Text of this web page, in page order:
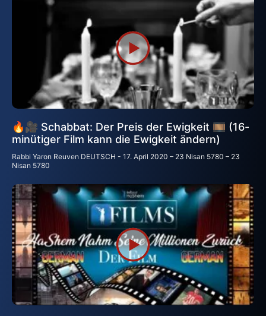
🔥🎥 Schabbat: Der Preis der Ewigkeit 🎞 (16-
minütiger Film kann die Ewigkeit ändern)
Rabbi Yaron Reuven DEUTSCH
17. April 2020 – 23 Nisan 5780 – 23
Nisan 5780